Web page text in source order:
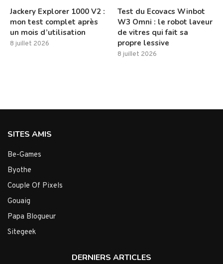
Jackery Explorer 1000 V2 :
mon test complet après
un mois d’utilisation
8 juillet 2026
Test du Ecovacs Winbot
W3 Omni : le robot laveur
de vitres qui fait sa
propre lessive
8 juillet 2026
SITES AMIS
Be-Games
Byothe
Couple Of Pixels
Gouaig
Papa Blogueur
Sitegeek
DERNIERS ARTICLES